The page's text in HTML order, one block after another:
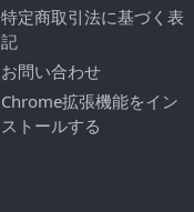
特定商取引法に基づく表
記
お問い合わせ
Chrome拡張機能をイン
ストールする